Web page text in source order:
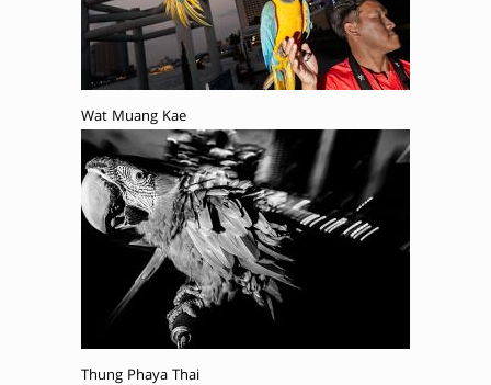
Wat Muang Kae
Thung Phaya Thai